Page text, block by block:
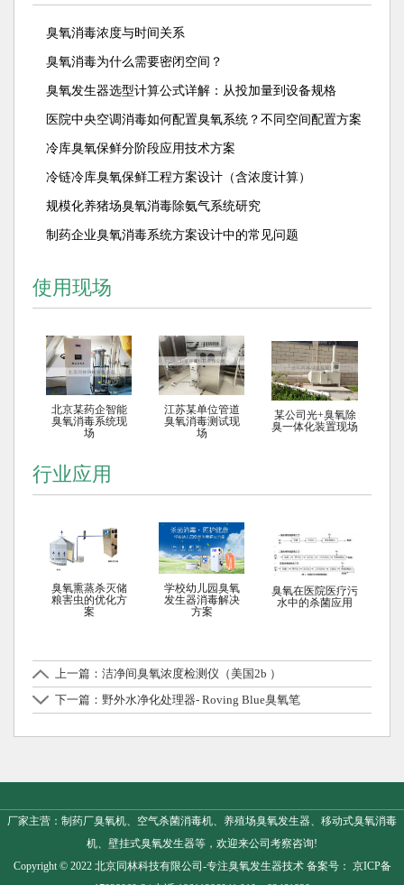
臭氧消毒浓度与时间关系
臭氧消毒为什么需要密闭空间？
臭氧发生器选型计算公式详解：从投加量到设备规格
医院中央空调消毒如何配置臭氧系统？不同空间配置方案
解析
冷库臭氧保鲜分阶段应用技术方案
冷链冷库臭氧保鲜工程方案设计（含浓度计算）
规模化养猪场臭氧消毒除氨气系统研究
制药企业臭氧消毒系统方案设计中的常见问题
使用现场
北京某药企智能
臭氧消毒系统现
场
江苏某单位管道
臭氧消毒测试现
场
某公司光+臭氧除
臭一体化装置现场
行业应用
臭氧熏蒸杀灭储
粮害虫的优化方
案
学校幼儿园臭氧
发生器消毒解决
方案
臭氧在医院医疗污
水中的杀菌应用
上一篇：洁净间臭氧浓度检测仪（美国2b ）
下一篇：野外水净化处理器- Roving Blue臭氧笔
厂家主营：制药厂臭氧机、空气杀菌消毒机、养殖场臭氧发生器、移动式臭氧消毒
机、壁挂式臭氧发生器等，欢迎来公司考察咨询!
Copyright © 2022 北京同林科技有限公司-专注臭氧发生器技术 备案号： 京ICP备